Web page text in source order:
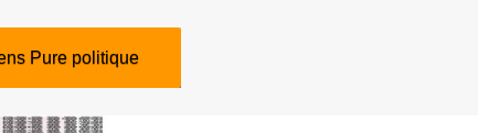
Pure politique